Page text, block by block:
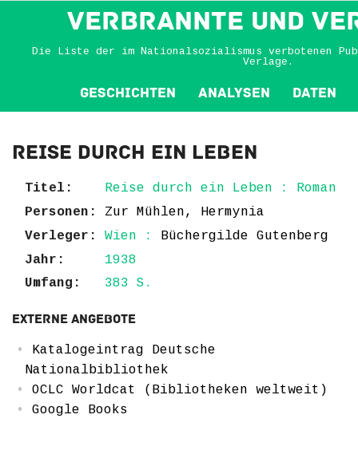
VERBRANNTE und
Die Liste der im Nationalsozialismus verbotenen
Verlage.
Geschichten Analysen Daten
Reise durch ein Leben
Titel:
Reise durch ein Leben : Roman
Personen:
Zur Mühlen, Hermynia
Verleger:
Wien : Büchergilde Gutenberg
Jahr:
1938
Umfang:
383 S.
Externe Angebote
Katalogeintrag Deutsche
Nationalbibliothek
OCLC Worldcat (Bibliotheken weltweit)
Google Books